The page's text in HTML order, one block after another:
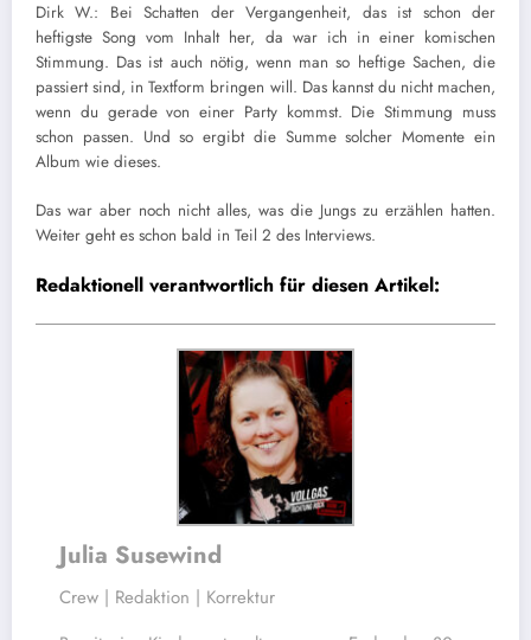
Dirk W.: Bei Schatten der Vergangenheit, das ist schon der
heftigste Song vom Inhalt her, da war ich in einer komischen
Stimmung. Das ist auch nötig, wenn man so heftige Sachen, die
passiert sind, in Textform bringen will. Das kannst du nicht machen,
wenn du gerade von einer Party kommst. Die Stimmung muss
schon passen. Und so ergibt die Summe solcher Momente ein
Album wie dieses.
Das war aber noch nicht alles, was die Jungs zu erzählen hatten.
Weiter geht es schon bald in Teil 2 des Interviews.
Redaktionell verantwortlich für diesen Artikel:
Julia Susewind
Crew | Redaktion | Korrektur